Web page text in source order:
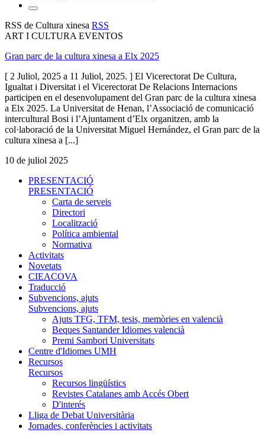
RSS de Cultura xinesa RSS
ART I CULTURA EVENTOS
Gran parc de la cultura xinesa a Elx 2025
[ 2 Juliol, 2025 a 11 Juliol, 2025. ] El Vicerectorat De Cultura,
Igualtat i Diversitat i el Vicerectorat De Relacions Internacions
participen en el desenvolupament del Gran parc de la cultura xinesa
a Elx 2025. La Universitat de Henan, l’Associació de comunicació
intercultural Bosi i l’Ajuntament d’Elx organitzen, amb la
col·laboració de la Universitat Miguel Hernández, el Gran parc de la
cultura xinesa a [...]
10 de juliol 2025
PRESENTACIÓ
PRESENTACIÓ
Carta de serveis
Directori
Localització
Política ambiental
Normativa
Activitats
Novetats
CIEACOVA
Traducció
Subvencions, ajuts
Subvencions, ajuts
Ajuts TFG, TFM, tesis, memòries en valencià
Beques Santander Idiomes valencià
Premi Sambori Universitats
Centre d'Idiomes UMH
Recursos
Recursos
Recursos lingüístics
Revistes Catalanes amb Accés Obert
D'interés
Lliga de Debat Universitària
Jornades, conferències i activitats